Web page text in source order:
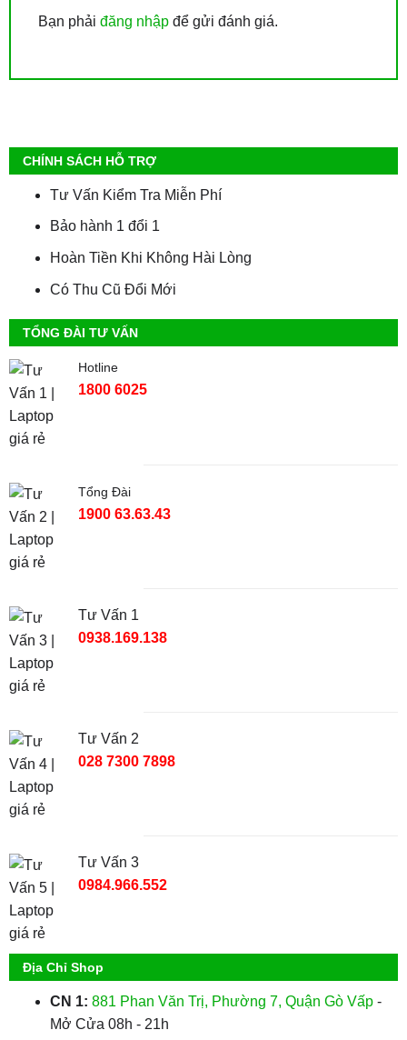
Bạn phải đăng nhậpđể gửi đánh giá.
CHÍNH SÁCH HỖ TRỢ
Tư Vấn Kiểm Tra Miễn Phí
Bảo hành 1 đổi 1
Hoàn Tiền Khi Không Hài Lòng
Có Thu Cũ Đổi Mới
TỔNG ĐÀI TƯ VẤN
Hotline
1800 6025
Tổng Đài
1900 63.63.43
Tư Vấn 1
0938.169.138
Tư Vấn 2
028 7300 7898
Tư Vấn 3
0984.966.552
Địa Chỉ Shop
CN 1: 881 Phan Văn Trị, Phường 7, Quận Gò Vấp-
Mở Cửa 08h - 21h